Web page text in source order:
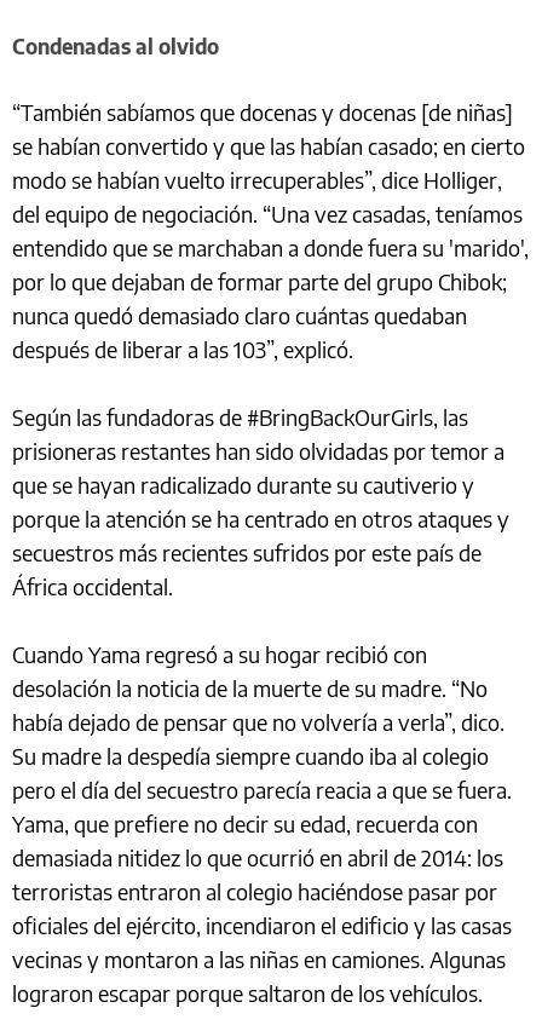
Condenadas al olvido
“También sabíamos que docenas y docenas [de niñas]
se habían convertido y que las habían casado; en cierto
modo se habían vuelto irrecuperables”, dice Holliger,
del equipo de negociación. “Una vez casadas, teníamos
entendido que se marchaban a donde fuera su 'marido',
por lo que dejaban de formar parte del grupo Chibok;
nunca quedó demasiado claro cuántas quedaban
después de liberar a las 103”, explicó.
Según las fundadoras de #BringBackOurGirls, las
prisioneras restantes han sido olvidadas por temor a
que se hayan radicalizado durante su cautiverio y
porque la atención se ha centrado en otros ataques y
secuestros más recientes sufridos por este país de
África occidental.
Cuando Yama regresó a su hogar recibió con
desolación la noticia de la muerte de su madre. “No
había dejado de pensar que no volvería a verla”, dico.
Su madre la despedía siempre cuando iba al colegio
pero el día del secuestro parecía reacia a que se fuera.
Yama, que prefiere no decir su edad, recuerda con
demasiada nitidez lo que ocurrió en abril de 2014: los
terroristas entraron al colegio haciéndose pasar por
oficiales del ejército, incendiaron el edificio y las casas
vecinas y montaron a las niñas en camiones. Algunas
lograron escapar porque saltaron de los vehículos.